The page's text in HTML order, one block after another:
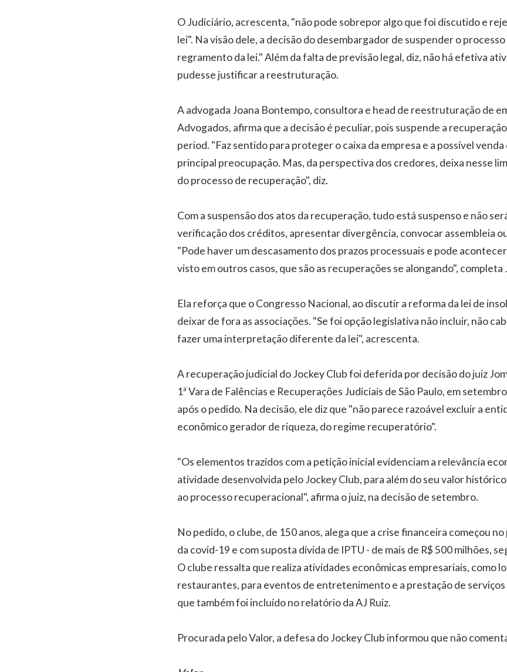
O Judiciário, acrescenta, "não pode sobrepor algo que foi discutido e
lei". Na visão dele, a decisão do desembargador de suspender o
regramento da lei." Além da falta de previsão legal, diz, não há efetiva
pudesse justificar a reestruturação.
A advogada Joana Bontempo, consultora e head de reestruturação de
Advogados, afirma que a decisão é peculiar, pois suspende a
period. "Faz sentido para proteger o caixa da empresa e a possível venda
principal preocupação. Mas, da perspectiva dos credores, deixa nesse
do processo de recuperação", diz.
Com a suspensão dos atos da recuperação, tudo está suspenso e não
verificação dos créditos, apresentar divergência, convocar assembleia
"Pode haver um descasamento dos prazos processuais e pode
visto em outros casos, que são as recuperações se alongando", completa
Ela reforça que o Congresso Nacional, ao discutir a reforma da lei de
deixar de fora as associações. "Se foi opção legislativa não incluir, não
fazer uma interpretação diferente da lei", acrescenta.
A recuperação judicial do Jockey Club foi deferida por decisão do juiz
1ª Vara de Falências e Recuperações Judiciais de São Paulo, em
após o pedido. Na decisão, ele diz que "não parece razoável excluir a
econômico gerador de riqueza, do regime recuperatório".
"Os elementos trazidos com a petição inicial evidenciam a relevância
atividade desenvolvida pelo Jockey Club, para além do seu valor
ao processo recuperacional", afirma o juiz, na decisão de setembro.
No pedido, o clube, de 150 anos, alega que a crise financeira começou
da covid-19 e com suposta dívida de IPTU - de mais de R$ 500 milhões,
O clube ressalta que realiza atividades econômicas empresariais, como
restaurantes, para eventos de entretenimento e a prestação de
que também foi incluído no relatório da AJ Ruiz.
Procurada pelo Valor, a defesa do Jockey Club informou que não